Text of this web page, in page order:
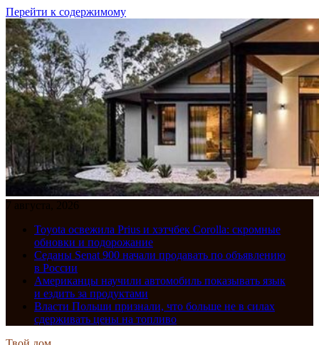
Перейти к содержимому
7 августа, 2026
Toyota освежила Prius и хэтчбек Corolla: скромные
обновки и подорожание
Седаны Senat 900 начали продавать по объявлению
в России
Американцы научили автомобиль показывать язык
и ездить за продуктами
Власти Польши признали, что больше не в силах
сдерживать цены на топливо